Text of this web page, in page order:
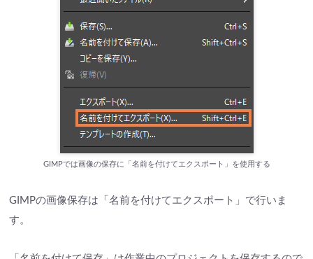
GIMPでは画像の保存に「名前を付けてエクスポート」を使用する
GIMPの画像保存は「名前を付けてエクスポート」で行いま
す。